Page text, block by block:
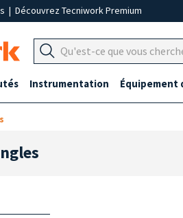
| Découvrez Tecniwork Premium
Instrumentation Équipement